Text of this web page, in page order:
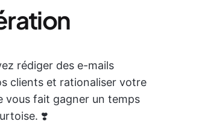
rédiger des e-mails
clients et rationaliser votre
vous fait gagner un temps
❣️